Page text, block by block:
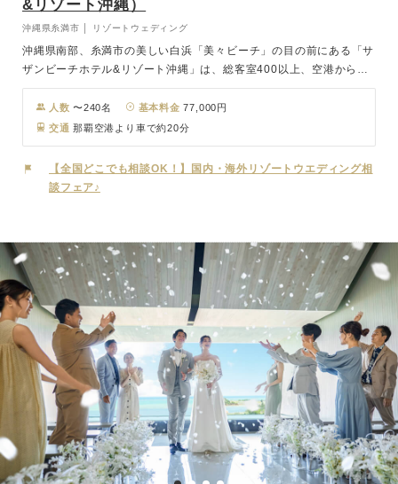
&リゾート沖縄）
沖縄県糸満市 │ リゾートウェディング
沖縄県南部、糸満市の美しい白浜「美々ビーチ」の目の前にある「サ
ザンビーチホテル&リゾート沖縄」は、総客室400以上、空港から車
で約20分とゲストを呼びやすい立地にあります。そんなリゾートホ
テルに併設されているのが、広大な青い海と水平線を臨む全面ガラス
張りのチャペル「シーシェルブルー」。白砂のビーチと輝く美ら海が
一望でき、透き通るような青空とまばゆい南国の太陽がおふたりの門
出を盛大に祝福します。
人数 〜240名 基本料金 77,000円
交通 那覇空港より車で約20分
【全国どこでも相談OK！】国内・海外リゾートウエディング相
談フェア♪